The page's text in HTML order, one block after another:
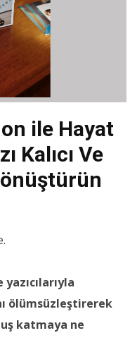
ile Hayat
Kalıcı Ve
ölümsüzleştirerek
katmaya ne